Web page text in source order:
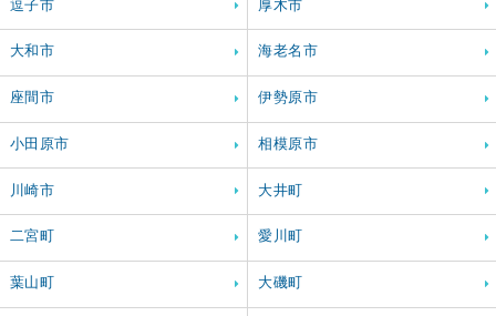
逗子市 厚木市
大和市 海老名市
座間市 伊勢原市
小田原市 相模原市
川崎市 大井町
二宮町 愛川町
葉山町 大磯町